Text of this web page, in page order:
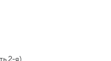
2-я)